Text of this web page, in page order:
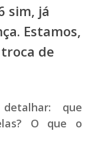
sim, já
Estamos,
de
que
O que o